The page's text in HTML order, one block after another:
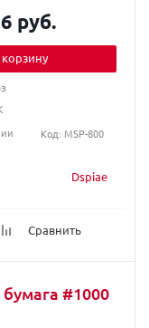
Dspiae
Сравнить
руб.
корзину
Код: MSP-800
#1000